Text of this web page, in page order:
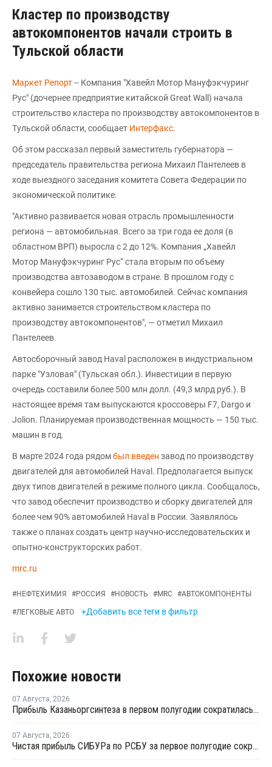
Кластер по производству
автокомпонентов начали строить в
Тульской области
Маркет Репорт-- Компания "Хавейл Мотор Мануфэкчуринг
Рус" (дочернее предприятие китайской Great Wall) начала
строительство кластера по производству автокомпонентов в
Тульской области, сообщает Интерфакс.
Об этом рассказал первый заместитель губернатора —
председатель правительства региона Михаил Пантелеев в
ходе выездного заседания комитета Совета Федерации по
экономической политике.
"Активно развивается новая отрасль промышленности
региона — автомобильная. Всего за три года ее доля (в
областном ВРП) выросла с 2 до 12%. Компания „Хавейл
Мотор Мануфэкчуринг Рус“ стала вторым по объему
производства автозаводом в стране. В прошлом году с
конвейера сошло 130 тыс. автомобилей. Сейчас компания
активно занимается строительством кластера по
производству автокомпонентов", — отметил Михаил
Пантелеев.
Автосборочный завод Haval расположен в индустриальном
парке "Узловая" (Тульская обл.). Инвестиции в первую
очередь составили более 500 млн долл. (49,3 млрд руб.). В
настоящее время там выпускаются кроссоверы F7, Dargo и
Jolion. Планируемая производственная мощность — 150 тыс.
машин в год.
В марте 2024 года рядомбыл введен завод по производству
двигателей для автомобилей Haval. Предполагается выпуск
двух типов двигателей в режиме полного цикла. Сообщалось,
что завод обеспечит производство и сборку двигателей для
более чем 90% автомобилей Haval в России. Заявлялось
также о планах создать центр научно-исследовательских и
опытно-конструкторских работ.
mrc.ru
#НЕФТЕХИМИЯ #РОССИЯ #НОВОСТЬ #MRC #АВТОКОМПОНЕНТЫ
#ЛЕГКОВЫЕ АВТО +Добавить все теги в фильтр
Похожие новости
07 Августа, 2026
Прибыль Казаньоргсинтеза в первом полугодии сократилась более чем в 2 раза
07 Августа, 2026
Чистая прибыль СИБУРа по РСБУ за первое полугодие сократилась в 3,6 раза